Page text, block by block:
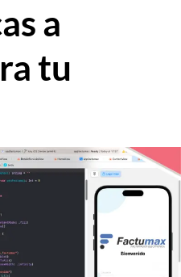
a
tu